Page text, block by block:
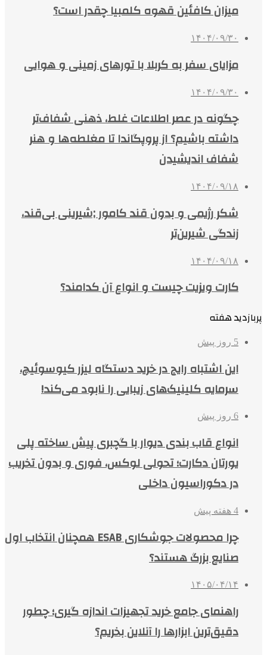
میزان کافئین قهوه کلمبیا چقدر است؟
۱۴۰۴/۰۹/۳۰
مزایای سفر به کربلا با تورهای زمینی و هوایی
۱۴۰۴/۰۹/۳۰
چگونه در عصر اطلاعات غلط، ذهنی شفاف‌تر
داشته باشیم؟ از پروپگاندا تا مغلطه‌ها و هنر
شفاف اندیشیدن
۱۴۰۴/۰۹/۱۸
شکر رژیمی و بدون قند کامور ;شیرینی بی‌قند،
زندگی شیرین‌تر
۱۴۰۴/۰۹/۱۸
کارت ویزیت چیست و انواع آن کدامند؟
پربازدید هفته
5 روز پیش
این اشتباه رایج در خرید دستگاه لیزر کیوسوئیچ،
سرمایه کلینیک‌های زیبایی را نابود می‌کند!
6 روز پیش
انواع قاب بندی دیوار با گچبری پیش ساخته پلی
یورتان دکارت؛ تحولی لوکس، فوری و بدون تخریب
در دکوراسیون داخلی
4 هفته پیش
چرا محصولات جوشکاری ESAB همچنان انتخاب اول
صنایع بزرگ هستند؟
۱۴۰۵/۰۴/۱۴
راهنمای جامع خرید تجهیزات اندازه گیری؛ چطور
دقیق‌ترین ابزارها را آنلاین بخریم؟